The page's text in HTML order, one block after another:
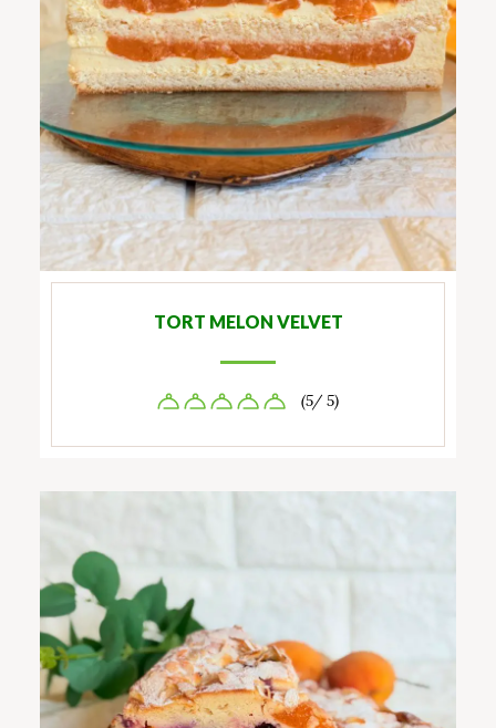
TORT MELON VELVET
(5/ 5)